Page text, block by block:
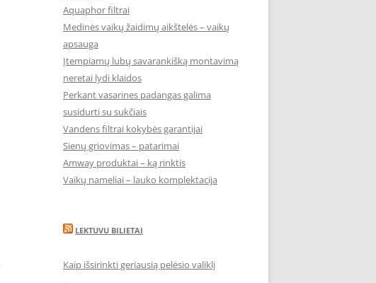
Aquaphor filtrai
Medinės vaikų žaidimų aikštelės – vaikų
apsauga
Įtempiamų lubų savarankišką montavimą
neretai lydi klaidos
Perkant vasarines padangas galima
susidurti su sukčiais
Vandens filtrai kokybės garantijai
Sienų griovimas – patarimai
Amway produktai – ką rinktis
Vaikų nameliai – lauko komplektacija
LEKTUVU BILIETAI
Kaip išsirinkti geriausią pelėsio valiklį